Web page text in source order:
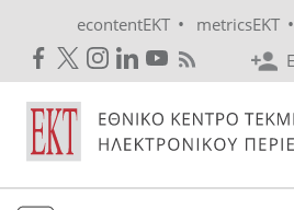
econtentEKT • metricsEKT •